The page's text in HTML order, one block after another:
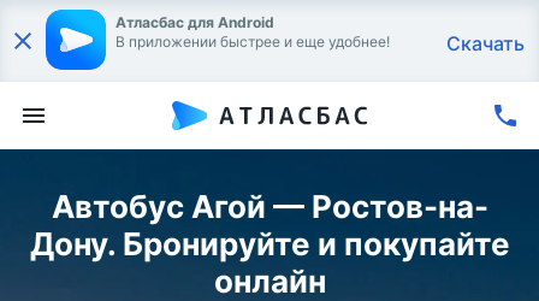
Атласбас для Android
В приложении быстрее и еще удобнее!
Скачать
Автобус Агой — Ростов-на-
Дону. Бронируйте и покупайте
онлайн